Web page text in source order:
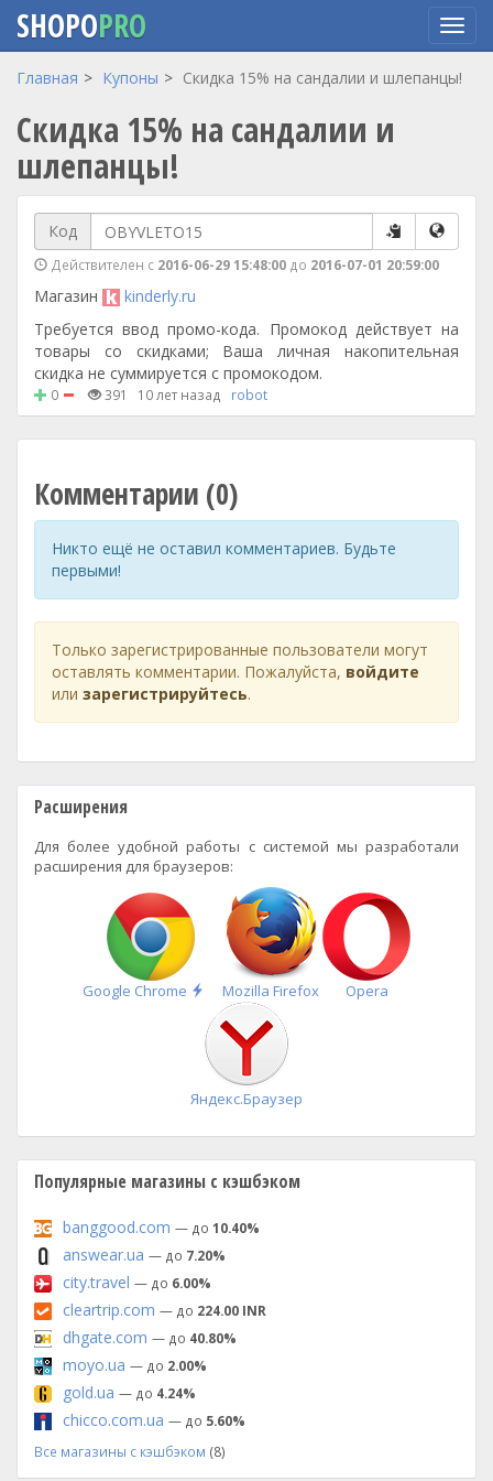
Перейти
основному
содержанию
SHOPOPRO
Главная Купоны Скидка 15% на сандалии и шлепанцы!
Скидка 15% на сандалии и
шлепанцы!
Код
Действителен с 2016-06-29 15:48:00 до 2016-07-01 20:59:00
Магазин
kinderly.ru
Требуется ввод промо-кода. Промокод действует на
товары со скидками; Ваша личная накопительная
скидка не суммируется с промокодом.
0 391 10 лет назад robot
Комментарии (0)
Никто ещё не оставил комментариев. Будьте
первыми!
Только зарегистрированные пользователи могут
оставлять комментарии. Пожалуйста, войдите
или зарегистрируйтесь.
Расширения
Для более удобной работы с системой мы разработали
расширения для браузеров:
Google Chrome
Быстрая
установка
Mozilla Firefox Opera
Яндекс.Браузер
Популярные магазины с кэшбэком
banggood.com — до 10.40%
answear.ua — до 7.20%
city.travel — до 6.00%
cleartrip.com — до 224.00 INR
dhgate.com — до 40.80%
moyo.ua — до 2.00%
gold.ua — до 4.24%
chicco.com.ua — до 5.60%
Все магазины с кэшбэком (8)